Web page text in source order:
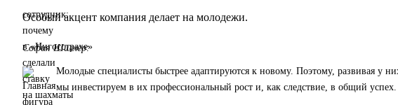
Особый акцент компания делает на молодежи.
София Шиллер:
Молодые специалисты быстрее адаптируются к новому. Поэтому, развивая у
мы инвестируем в их профессиональный рост и, как следствие, в общий успех.